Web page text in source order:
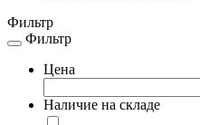
Фильтр
Toggle
navigation
Фильтр
Цена
Наличие на складе